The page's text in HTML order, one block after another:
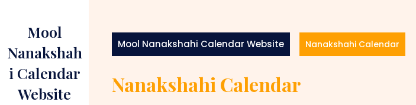
contentMool
Nanakshah
i Calendar
Website
Mool Nanakshahi Calendar Website Nanakshahi Calendar
Nanakshahi Calendar